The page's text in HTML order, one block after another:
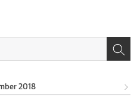
2018